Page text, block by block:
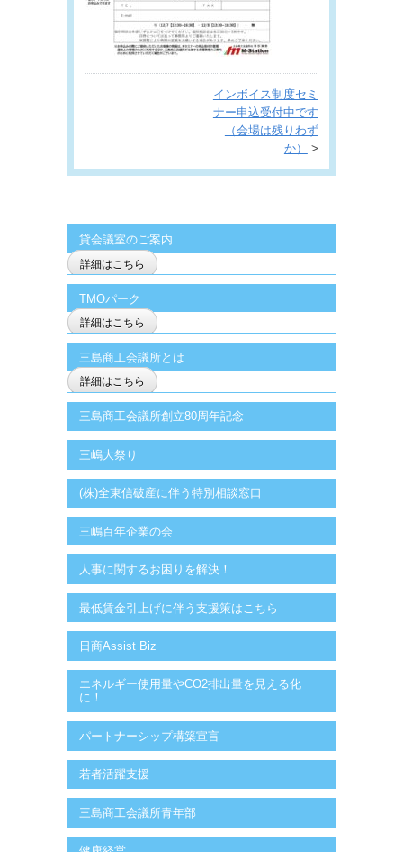
インボイス制度セミ
ナー申込受付中です
（会場は残りわず
か）
>
貸会議室のご案内
詳細はこちら
TMOパーク
詳細はこちら
三島商工会議所とは
詳細はこちら
三島商工会議所創立80周年記念
三嶋大祭り
(株)全東信破産に伴う特別相談窓口
三嶋百年企業の会
人事に関するお困りを解決！
最低賃金引上げに伴う支援策はこちら
日商Assist Biz
エネルギー使用量やCO2排出量を見える化
に！
パートナーシップ構築宣言
若者活躍支援
三島商工会議所青年部